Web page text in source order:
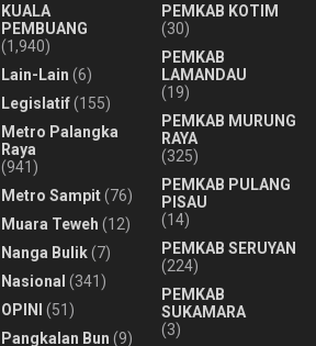
KUALA
PEMBUANG
(1,940)
Lain-Lain (6)
Legislatif(155)
Metro Palangka
Raya
(941)
Metro Sampit(76)
Muara Teweh (12)
Nanga Bulik(7)
Nasional (341)
OPINI
(51)
Pangkalan Bun (9)
PEMKAB KOTIM
(30)
PEMKAB
LAMANDAU
(19)
PEMKAB MURUNG
RAYA
(325)
PEMKAB PULANG
PISAU
(14)
PEMKAB SERUYAN
(224)
PEMKAB
SUKAMARA
(3)